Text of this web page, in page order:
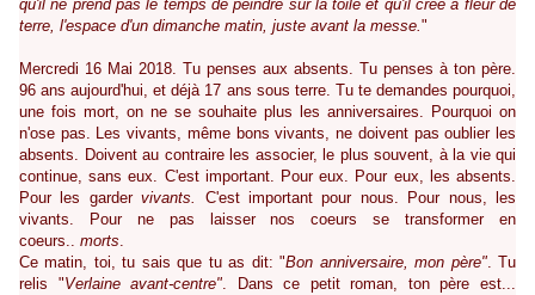
qu'il ne prend pas le temps de peindre sur la toile et qu'il crée à fleur de
terre, l'espace d'un dimanche matin, juste avant la messe."
Mercredi 16 Mai 2018. Tu penses aux absents. Tu penses à ton père.
96 ans aujourd'hui, et déjà 17 ans sous terre. Tu te demandes pourquoi,
une fois mort, on ne se souhaite plus les anniversaires. Pourquoi on
n'ose pas. Les vivants, même bons vivants, ne doivent pas oublier les
absents. Doivent au contraire les associer, le plus souvent, à la vie qui
continue, sans eux. C'est important. Pour eux. Pour eux, les absents.
Pour les garder vivants.
C'est important pour nous. Pour nous, les
vivants. Pour ne pas laisser nos coeurs se transformer en
coeurs.. morts.
Ce matin, toi, tu sais que tu as dit: "Bon anniversaire, mon père". Tu
relis "Verlaine avant-centre". Dans ce petit roman, ton père est...